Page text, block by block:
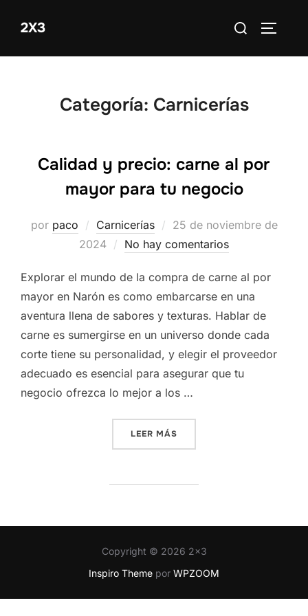
2X3 Buscar:
Categoría: Carnicerías
Calidad y precio: carne al por
mayor para tu negocio
por paco Carnicerías
Publicado
el
25 de noviembre de
2024
No hay comentarios
Explorar el mundo de la compra de carne al por
mayor en Narón es como embarcarse en una
aventura llena de sabores y texturas. Hablar de
carne es sumergirse en un universo donde cada
corte tiene su personalidad, y elegir el proveedor
adecuado es esencial para asegurar que tu
negocio ofrezca lo mejor a los …
LEER MÁS
Copyright © 2026 2x3
Inspiro Theme por WPZOOM